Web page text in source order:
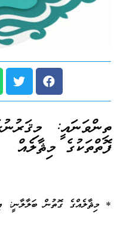
ތިންވަނައީ:
ފޮތްތަކުގެ މިޘާލެއް
* މިޘާލެއްގެ ގޮތުން ބަލާލާނީ: